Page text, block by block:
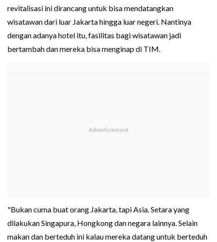
revitalisasi ini dirancang untuk bisa mendatangkan
wisatawan dari luar Jakarta hingga luar negeri. Nantinya
dengan adanya hotel itu, fasilitas bagi wisatawan jadi
bertambah dan mereka bisa menginap di TIM.
"Bukan cuma buat orang Jakarta, tapi Asia. Setara yang
dilakukan Singapura, Hongkong dan negara lainnya. Selain
makan dan berteduh ini kalau mereka datang untuk berteduh